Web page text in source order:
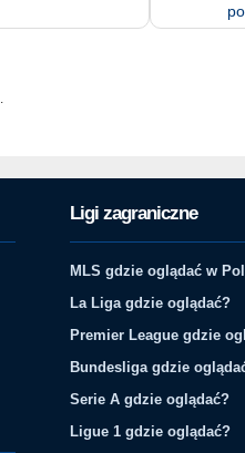
Ligi zagraniczne
MLS gdzie oglądać w
La Liga gdzie oglądać?
Premier League gdzie
Bundesliga gdzie
Serie A gdzie oglądać?
Ligue 1 gdzie oglądać?